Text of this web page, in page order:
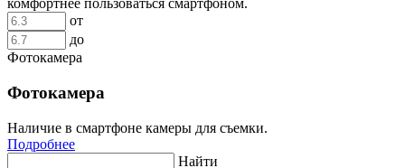
комфортнее пользоваться смартфоном.
от
до
Фотокамера
Фотокамера
Наличие в смартфоне камеры для съемки.
Подробнее
Найти